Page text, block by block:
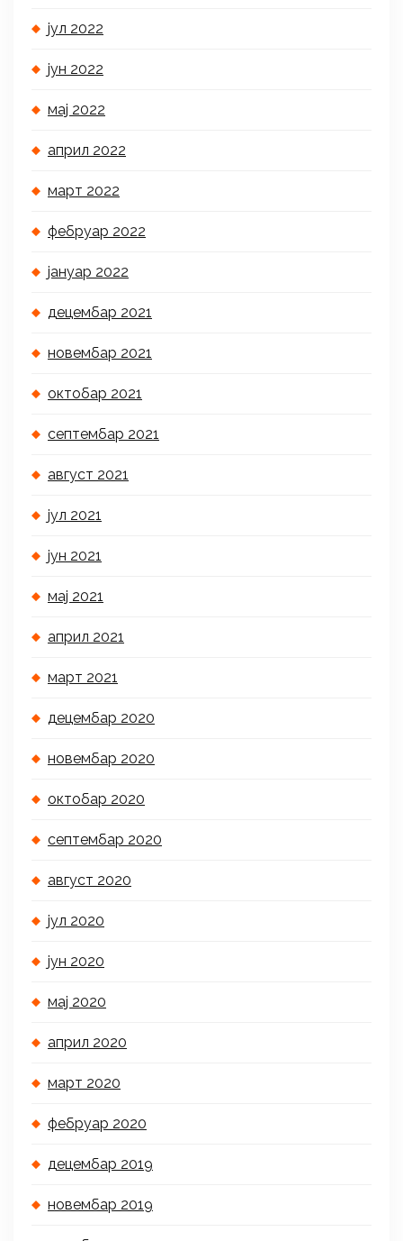
јул 2022
јун 2022
мај 2022
април 2022
март 2022
фебруар 2022
јануар 2022
децембар 2021
новембар 2021
октобар 2021
септембар 2021
август 2021
јул 2021
јун 2021
мај 2021
април 2021
март 2021
децембар 2020
новембар 2020
октобар 2020
септембар 2020
август 2020
јул 2020
јун 2020
мај 2020
април 2020
март 2020
фебруар 2020
децембар 2019
новембар 2019